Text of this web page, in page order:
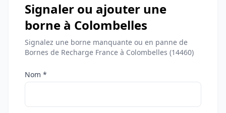
Signaler ou ajouter une
borne à Colombelles
Signalez une borne manquante ou en panne de
Bornes de Recharge France à Colombelles (14460)
Nom *